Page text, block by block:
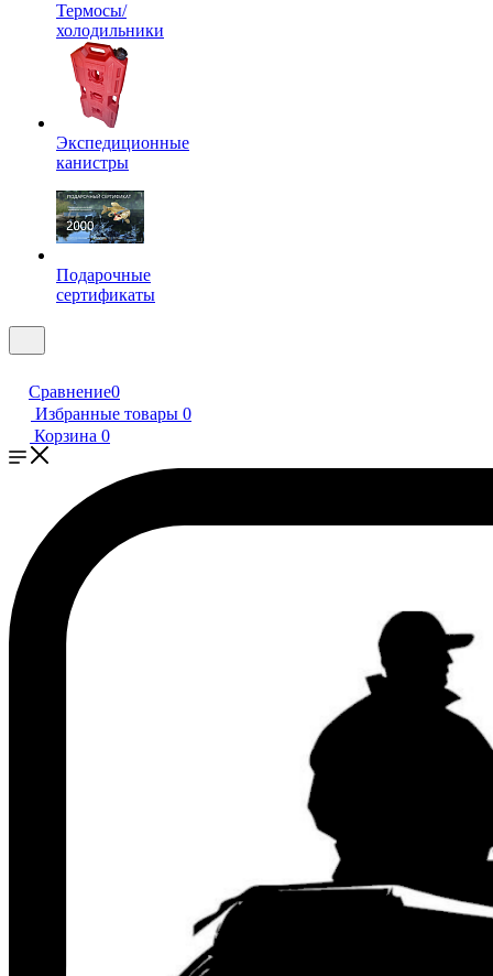
Термосы/
холодильники
Экспедиционные
канистры
Подарочные
сертификаты
Сравнение0
Избранные товары 0
Корзина 0